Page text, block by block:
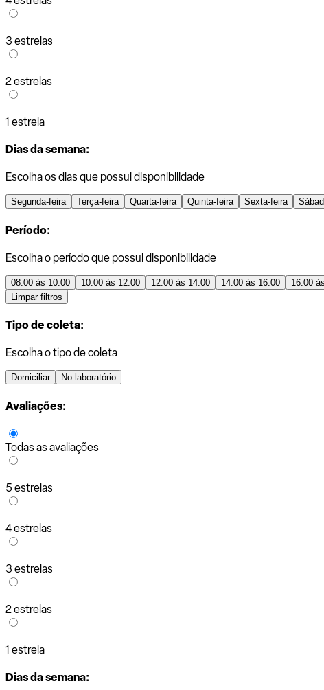
3 estrelas
2 estrelas
1 estrela
Dias da semana:
Escolha os dias que possui disponibilidade
Segunda-feira Terça-feira Quarta-feira Quinta-feira Sexta-feira
Período:
Escolha o período que possui disponibilidade
08:00 às 10:00 10:00 às 12:00 12:00 às 14:00 14:00 às 16:00 16:00
Limpar filtros
Tipo de coleta:
Escolha o tipo de coleta
Domiciliar No laboratório
Avaliações:
Todas as avaliações
5 estrelas
4 estrelas
3 estrelas
2 estrelas
1 estrela
Dias da semana: